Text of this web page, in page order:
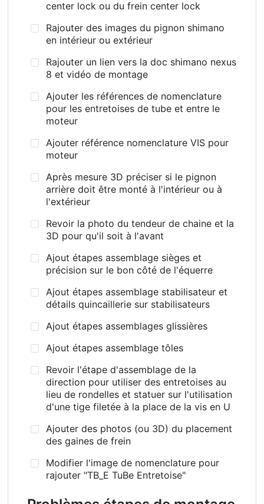
center lock ou du frein center lock
Rajouter des images du pignon shimano
en intérieur ou extérieur
Rajouter un lien vers la doc shimano nexus
8 et vidéo de montage
Ajouter les références de nomenclature
pour les entretoises de tube et entre le
moteur
Ajouter référence nomenclature VIS pour
moteur
Après mesure 3D préciser si le pignon
arrière doit être monté à l'intérieur ou à
l'extérieur
Revoir la photo du tendeur de chaine et la
3D pour qu'il soit à l'avant
Ajout étapes assemblage sièges et
précision sur le bon côté de l'équerre
Ajout étapes assemblage stabilisateur et
détails quincaillerie sur stabilisateurs
Ajout étapes assemblages glissières
Ajout étapes assemblage tôles
Revoir l'étape d'assemblage de la
direction pour utiliser des entretoises au
lieu de rondelles et statuer sur l'utilisation
d'une tige filetée à la place de la vis en U
Ajouter des photos (ou 3D) du placement
des gaines de frein
Modifier l'image de nomenclature pour
rajouter "TB_E TuBe Entretoise"